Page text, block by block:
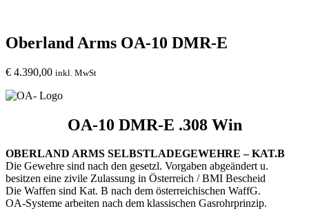
Oberland Arms OA-10 DMR-E
€ 4.390,00 inkl. MwSt
OA-10 DMR-E .308 Win
OBERLAND ARMS SELBSTLADEGEWEHRE – KAT.B
Die Gewehre sind nach den gesetzl. Vorgaben abgeändert u.
besitzen eine zivile Zulassung in Österreich / BMI Bescheid
Die Waffen sind Kat. B nach dem österreichischen WaffG.
OA-Systeme arbeiten nach dem klassischen Gasrohrprinzip.